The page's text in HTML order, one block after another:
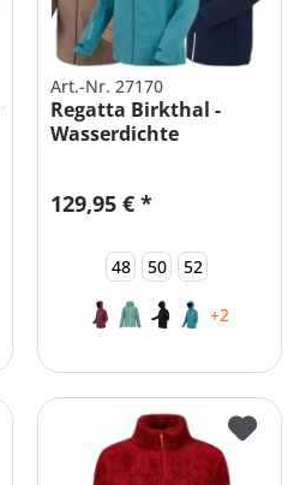
Art.-Nr. 27170
Regatta Birkthal -
Wasserdichte
129,95 € *
48 50 52
+2